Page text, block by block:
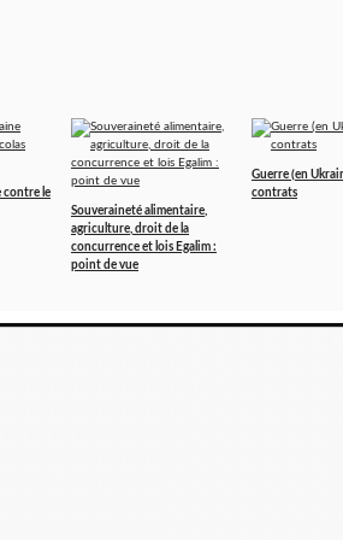
contre le
Souveraineté alimentaire,
agriculture, droit de la
concurrence et lois Egalim :
point de vue
Guerre (en
contrats